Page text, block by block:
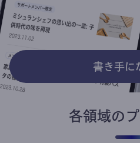
書き手に
各領域の